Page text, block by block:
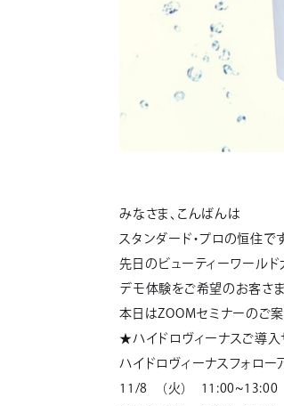
みなさま、こんばんは
スタンダード・プロの恒住で
先日のビューティーワール
デモ体験をご希望のお客さ
本日はZOOMセミナーのご案
★ハイドロヴィーナスご導
ハイドロヴィーナスフォロー
11/8 （火） 11:00~13:00